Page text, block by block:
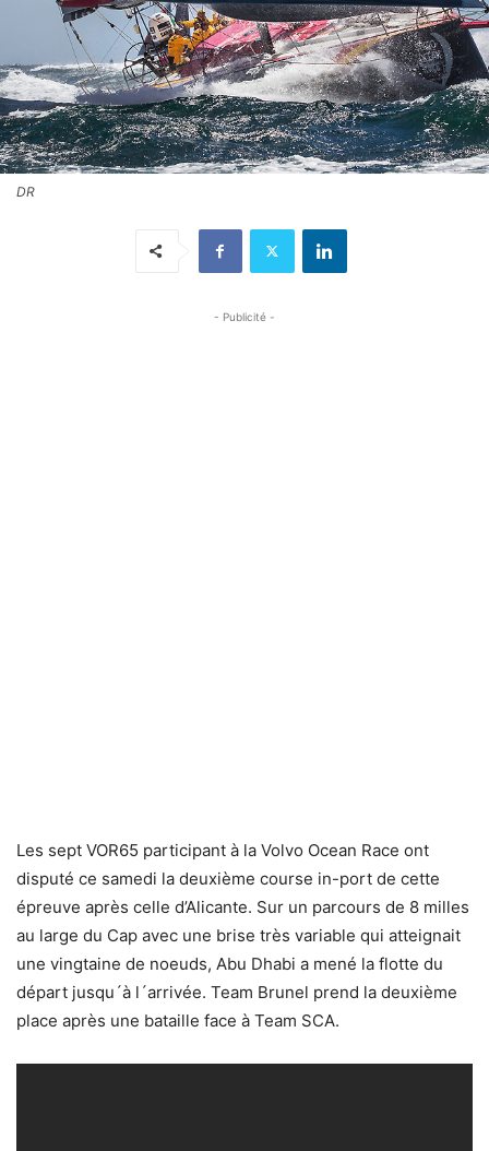
DR
- Publicité -
Les sept VOR65 participant à la Volvo Ocean Race ont
disputé ce samedi la deuxième course in-port de cette
épreuve après celle d’Alicante. Sur un parcours de 8 milles
au large du Cap avec une brise très variable qui atteignait
une vingtaine de noeuds, Abu Dhabi a mené la flotte du
départ jusqu´à l´arrivée. Team Brunel prend la deuxième
place après une bataille face à Team SCA.